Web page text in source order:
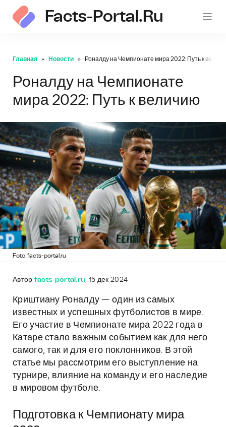
Facts-Portal.ru
Главная Новости Роналду на Чемпионате мира 2022: Путь к
Роналду на Чемпионате
мира 2022: Путь к величию
Foto: facts-portal.ru
Автор facts-portal.ru, 15 дек 2024
Криштиану Роналду — один из самых
известных и успешных футболистов в мире.
Его участие в Чемпионате мира 2022 года в
Катаре стало важным событием как для него
самого, так и для его поклонников. В этой
статье мы рассмотрим его выступление на
турнире, влияние на команду и его наследие
в мировом футболе.
Подготовка к Чемпионату мира